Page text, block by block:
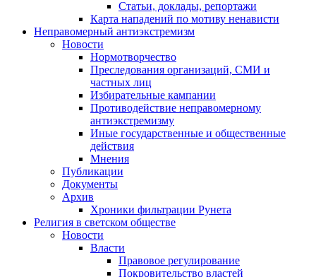
Статьи, доклады, репортажи
Карта нападений по мотиву ненависти
Неправомерный антиэкстремизм
Новости
Нормотворчество
Преследования организаций, СМИ и
частных лиц
Избирательные кампании
Противодействие неправомерному
антиэкстремизму
Иные государственные и общественные
действия
Мнения
Публикации
Документы
Архив
Хроники фильтрации Рунета
Религия в светском обществе
Новости
Власти
Правовое регулирование
Покровительство властей